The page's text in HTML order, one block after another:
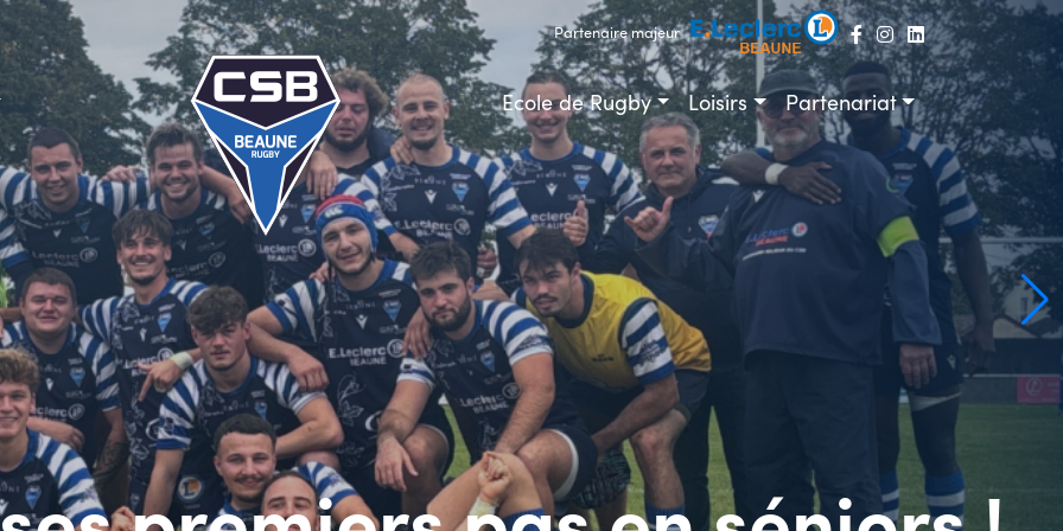
Partenaire majeur
Ecole de Rugby Loisirs Partenariat